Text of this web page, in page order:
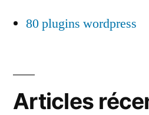
80 plugins wordpress
Articles